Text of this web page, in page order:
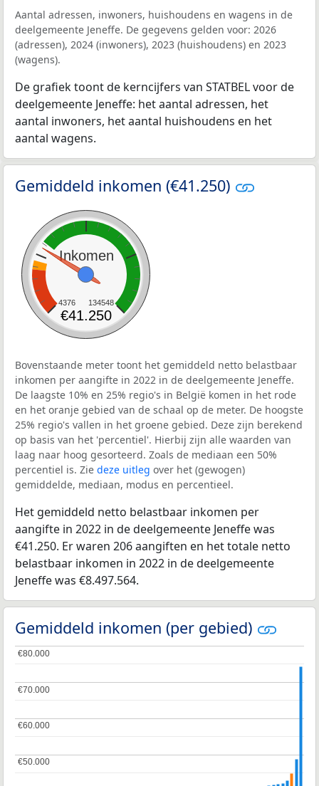
Aantal adressen, inwoners, huishoudens en wagens in de
deelgemeente Jeneffe. De gegevens gelden voor: 2026
(adressen), 2024 (inwoners), 2023 (huishoudens) en 2023
(wagens).
De grafiek toont de kerncijfers van STATBEL voor de
deelgemeente Jeneffe: het aantal adressen, het
aantal inwoners, het aantal huishoudens en het
aantal wagens.
Gemiddeld inkomen (€41.250)
Inkomen
4376 134548
€41.250
Bovenstaande meter toont het gemiddeld netto belastbaar
inkomen per aangifte in 2022 in de deelgemeente Jeneffe.
De laagste 10% en 25% regio's in België komen in het rode
en het oranje gebied van de schaal op de meter. De hoogste
25% regio's vallen in het groene gebied. Deze zijn berekend
op basis van het 'percentiel'. Hierbij zijn alle waarden van
laag naar hoog gesorteerd. Zoals de mediaan een 50%
percentiel is. Zie deze uitleg over het (gewogen)
gemiddelde, mediaan, modus en percentieel.
Het gemiddeld netto belastbaar inkomen per
aangifte in 2022 in de deelgemeente Jeneffe was
€41.250. Er waren 206 aangiften en het totale netto
belastbaar inkomen in 2022 in de deelgemeente
Jeneffe was €8.497.564.
Gemiddeld inkomen (per gebied)
€50.000
€50.000
€60.000
€60.000
€70.000
€70.000
€80.000
€80.000